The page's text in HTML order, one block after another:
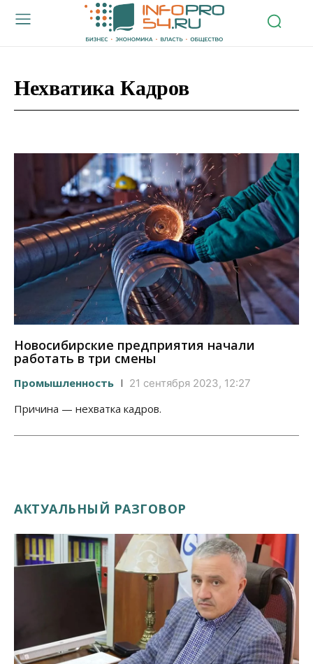
Нехватика Кадров
Новосибирские предприятия начали
работать в три смены
Промышленность 21 сентября 2023, 12:27
Причина — нехватка кадров.
АКТУАЛЬНЫЙ РАЗГОВОР